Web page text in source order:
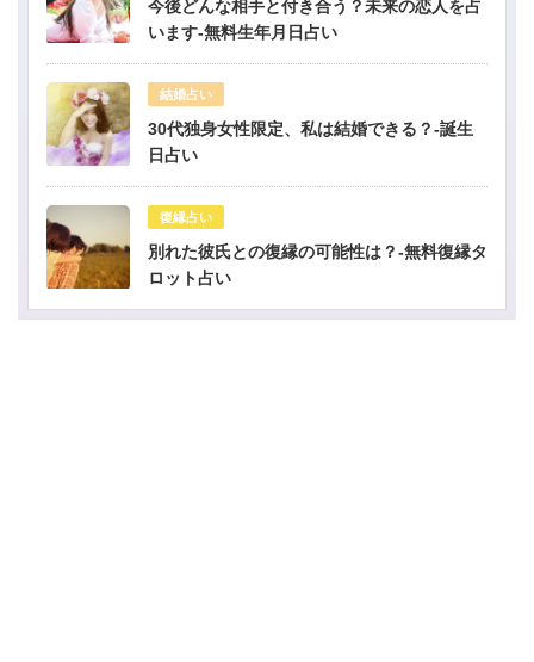
今後どんな相手と付き合う？未来の恋人を占
います-無料生年月日占い
結婚占い
30代独身女性限定、私は結婚できる？-誕生
日占い
復縁占い
別れた彼氏との復縁の可能性は？-無料復縁タ
ロット占い